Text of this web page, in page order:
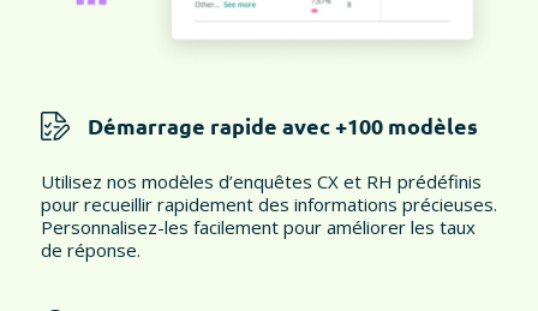
Démarrage rapide avec +100 modèles
Utilisez nos modèles d’enquêtes CX et RH prédéfinis
pour recueillir rapidement des informations précieuses.
Personnalisez-les facilement pour améliorer les taux
de réponse.